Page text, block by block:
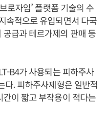
로자임’ 플랫폼 기술의 수
속적으로 유입되면서 다국
급과 테르가제의 판매 등
B4가 사용되는 피하주사
다. 피하주사제형은 일반적
이 짧고 부작용이 적다는